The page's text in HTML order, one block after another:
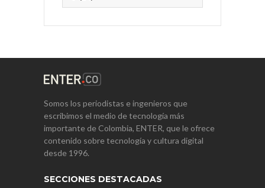
Somos los periodistas e ingenieros que
escribimos el medio de tecnología más
importante de Colombia, ENTER, que le ofrece
contenido sobre tecnología y cultura digital
desde 1996.
SECCIONES DESTACADAS